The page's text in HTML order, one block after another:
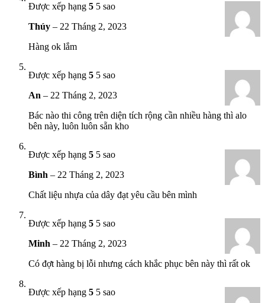
Được xếp hạng 5 5 sao
Thúy – 22 Tháng 2, 2023
Hàng ok lắm
Được xếp hạng 5 5 sao
An – 22 Tháng 2, 2023
Bác nào thi công trên diện tích rộng cần nhiều hàng thì alo
bên này, luôn luôn sẵn kho
Được xếp hạng 5 5 sao
Bình – 22 Tháng 2, 2023
Chất liệu nhựa của dây đạt yêu cầu bên mình
Được xếp hạng 5 5 sao
Minh – 22 Tháng 2, 2023
Có đợt hàng bị lỗi nhưng cách khắc phục bên này thì rất ok
Được xếp hạng 5 5 sao